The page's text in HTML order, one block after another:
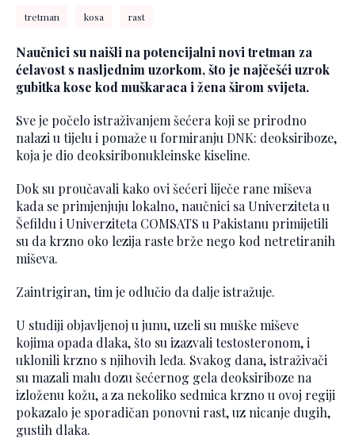
tretman kosa rast
Naučnici su naišli na potencijalni novi tretman za
ćelavost s nasljednim uzorkom, što je najčešći uzrok
gubitka kose kod muškaraca i žena širom svijeta.
Sve je počelo istraživanjem šećera koji se prirodno
nalazi u tijelu i pomaže u formiranju DNK: deoksiriboze,
koja je dio deoksiribonukleinske kiseline.
Dok su proučavali kako ovi šećeri liječe rane miševa
kada se primjenjuju lokalno, naučnici sa Univerziteta u
Šefildu i Univerziteta COMSATS u Pakistanu primijetili
su da krzno oko lezija raste brže nego kod netretiranih
miševa.
Zaintrigiran, tim je odlučio da dalje istražuje.
U studiji objavljenoj u junu, uzeli su muške miševe
kojima opada dlaka, što su izazvali testosteronom, i
uklonili krzno s njihovih leđa. Svakog dana, istraživači
su mazali malu dozu šećernog gela deoksiriboze na
izloženu kožu, a za nekoliko sedmica krzno u ovoj regiji
pokazalo je sporadičan ponovni rast, uz nicanje dugih,
gustih dlaka.